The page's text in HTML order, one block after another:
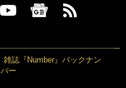
雑誌『Number』バックナン
バー